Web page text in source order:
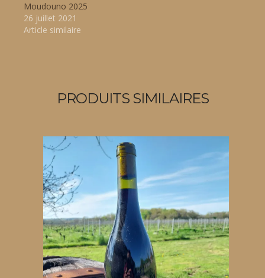
Moudouno 2025
26 juillet 2021
Article similaire
PRODUITS SIMILAIRES